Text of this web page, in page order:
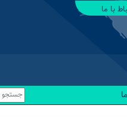
با ما